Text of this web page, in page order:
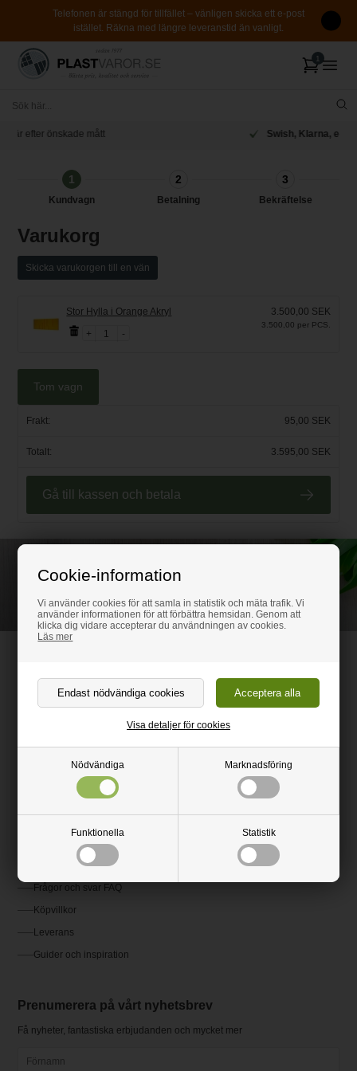
Cookie-information
Vi använder cookies för att samla in statistik och mäta trafik. Vi
använder informationen för att förbättra hemsidan. Genom att
klicka dig vidare accepterar du användningen av cookies.
Läs mer
Nödvändiga Marknadsföring
Funktionella Statistik
Visa detaljer för cookies
Telefonen är stängd för tillfället – vänligen skicka ett e-post
istället. Räkna med längre leveranstid än vanligt.
Swish, Klarna, e-Faktura och mer
1
Kundvagn
2
Betalning
3
Bekräftelse
Varukorg
Skicka varukorgen till en vän
Stor Hylla i Orange Akryl
1
3.500,00 SEK
3.500,00 per PCS.
Tom vagn
Frakt: 95,00 SEK
Totalt: 3.595,00 SEK
Gå till kassen och betala
Ring för rådgivning
Klarabegsgatan 29, 111 21 Stockholm
(Varor kan ej hämtes; det finns inte heller någon utställning på adressen)
Organisationsnummer: 502078-4293
Momsregistreringsnummer: SE502078429301
kundservice@plastvaror.se
Kundservice
Kontakta oss
Frågor och svar FAQ
Köpvillkor
Leverans
Guider och inspiration
Prenumerera på vårt nyhetsbrev
Få nyheter, fantastiska erbjudanden och mycket mer